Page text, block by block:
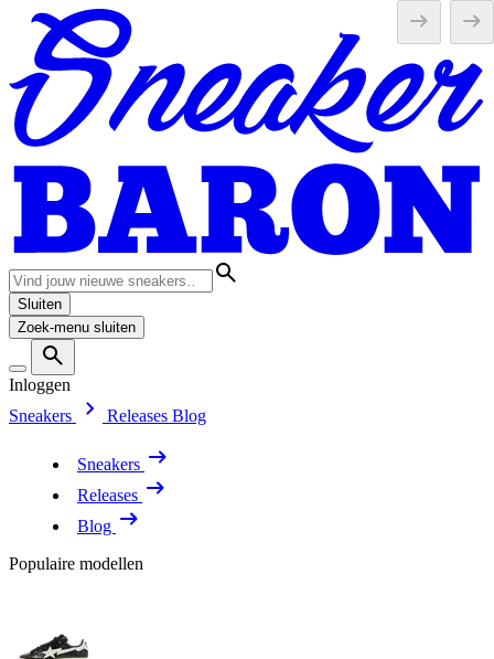
Sluiten
Zoek-menu sluiten
Inloggen
Sneakers
Releases Blog
Sneakers
Releases
Blog
Populaire modellen